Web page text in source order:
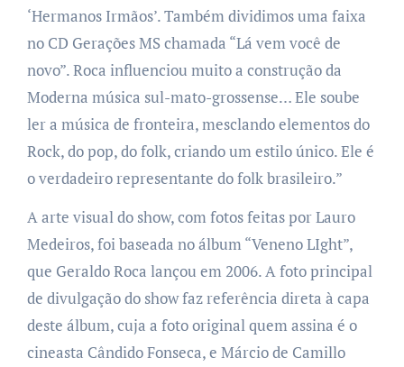
‘Hermanos Irmãos’. Também dividimos uma faixa
no CD Gerações MS chamada “Lá vem você de
novo”. Roca influenciou muito a construção da
Moderna música sul-mato-grossense… Ele soube
ler a música de fronteira, mesclando elementos do
Rock, do pop, do folk, criando um estilo único. Ele é
o verdadeiro representante do folk brasileiro.”
A arte visual do show, com fotos feitas por Lauro
Medeiros, foi baseada no álbum “Veneno LIght”,
que Geraldo Roca lançou em 2006. A foto principal
de divulgação do show faz referência direta à capa
deste álbum, cuja a foto original quem assina é o
cineasta Cândido Fonseca, e Márcio de Camillo